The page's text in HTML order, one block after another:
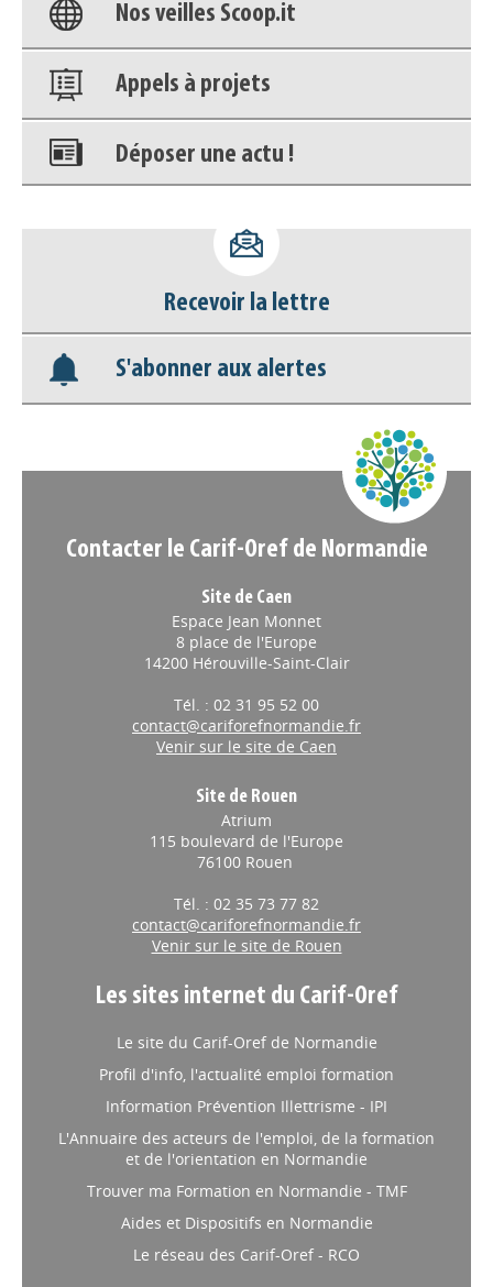
Nos veilles Scoop.it
Appels à projets
Déposer une actu !
déconnecter)
Base documentaire
Nos veilles Scoop.it
Recevoir la lettre
S'abonner aux alertes
Contacter le Carif-Oref de Normandie
Site de Caen
Espace Jean Monnet
8 place de l'Europe
14200 Hérouville-Saint-Clair
Tél. : 02 31 95 52 00
contact@cariforefnormandie.fr
Venir sur le site de Caen
Site de Rouen
Atrium
115 boulevard de l'Europe
76100 Rouen
Tél. : 02 35 73 77 82
contact@cariforefnormandie.fr
Venir sur le site de Rouen
Les sites internet du Carif-Oref
Le site du Carif-Oref de Normandie
Profil d'info, l'actualité emploi formation
Information Prévention Illettrisme - IPI
L'Annuaire des acteurs de l'emploi, de la formation
et de l'orientation en Normandie
Trouver ma Formation en Normandie - TMF
Aides et Dispositifs en Normandie
Le réseau des Carif-Oref - RCO